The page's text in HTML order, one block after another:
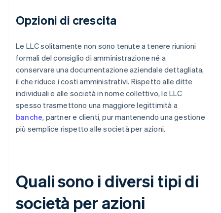
Opzioni di crescita
Le LLC solitamente non sono tenute a tenere riunioni
formali del consiglio di amministrazione né a
conservare una documentazione aziendale dettagliata,
il che riduce i costi amministrativi. Rispetto alle ditte
individuali e alle società in nome collettivo, le LLC
spesso trasmettono una maggiore legittimità a
banche, partner e clienti, pur mantenendo una gestione
più semplice rispetto alle società per azioni.
Quali sono i diversi tipi di
società per azioni